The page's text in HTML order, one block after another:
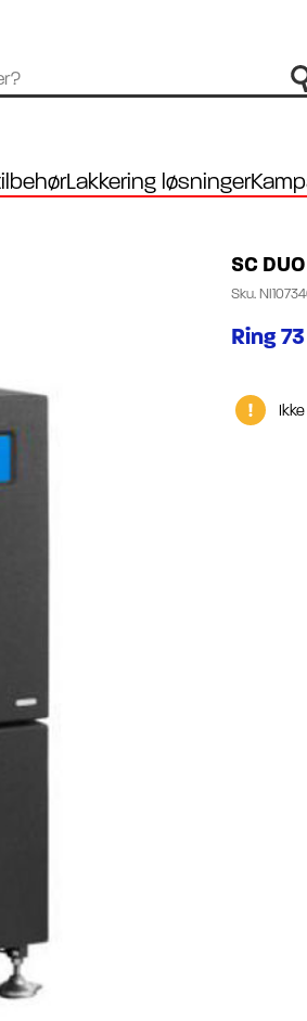
Lakkering løsninger
SC
Sku.
Ring